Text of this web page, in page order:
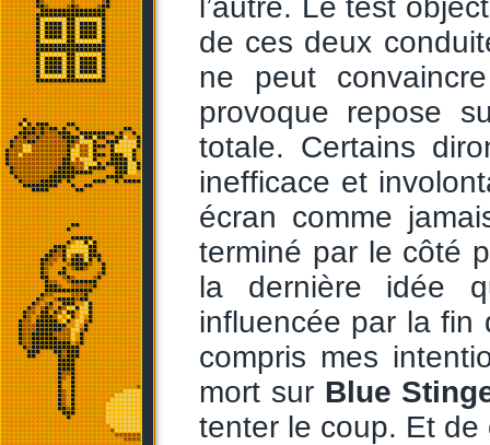
l’autre. Le test
de ces deux
ne peut
provoque repose
totale. Certains
inefficace et
écran comme
terminé par le côté
la dernière idée
influencée par la fin
compris mes
mort sur Blue
tenter le coup. Et de